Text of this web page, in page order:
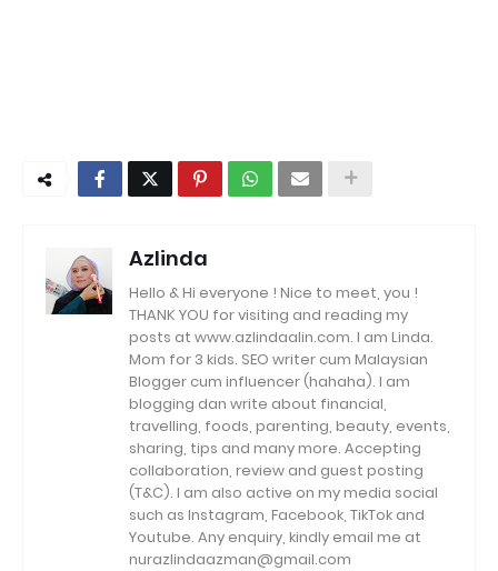
Azlinda
Hello & Hi everyone ! Nice to meet, you !
THANK YOU for visiting and reading my
posts at www.azlindaalin.com. I am Linda.
Mom for 3 kids. SEO writer cum Malaysian
Blogger cum influencer (hahaha). I am
blogging dan write about financial,
travelling, foods, parenting, beauty, events,
sharing, tips and many more. Accepting
collaboration, review and guest posting
(T&C). I am also active on my media social
such as Instagram, Facebook, TikTok and
Youtube. Any enquiry, kindly email me at
nurazlindaazman@gmail.com